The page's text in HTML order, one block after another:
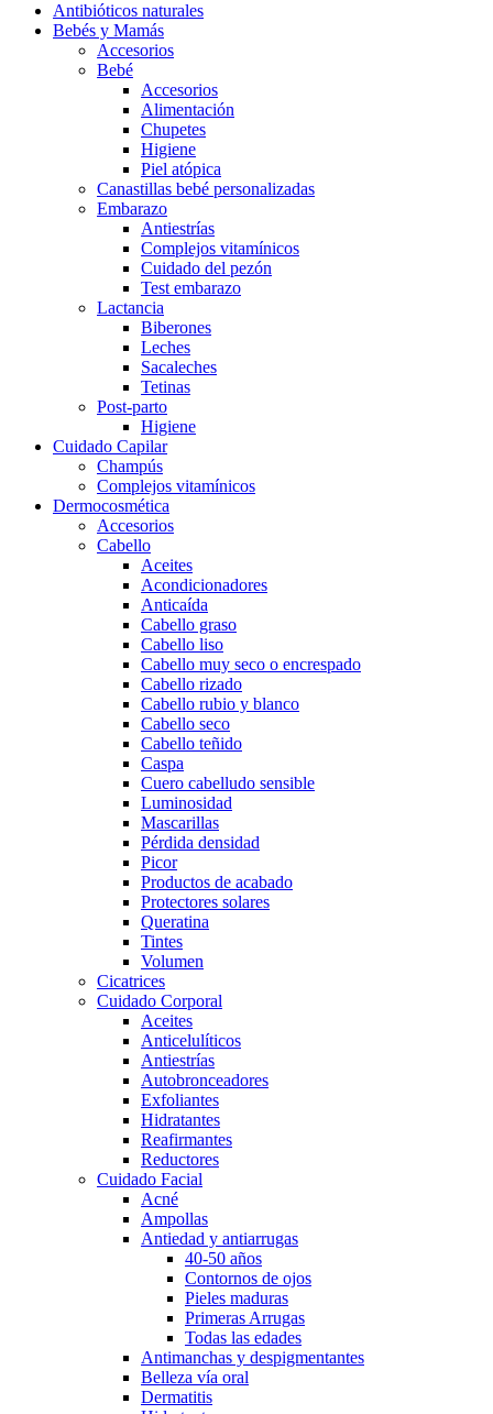
Antibióticos naturales
Bebés y Mamás
Accesorios
Bebé
Accesorios
Alimentación
Chupetes
Higiene
Piel atópica
Canastillas bebé personalizadas
Embarazo
Antiestrías
Complejos vitamínicos
Cuidado del pezón
Test embarazo
Lactancia
Biberones
Leches
Sacaleches
Tetinas
Post-parto
Higiene
Cuidado Capilar
Champús
Complejos vitamínicos
Dermocosmética
Accesorios
Cabello
Aceites
Acondicionadores
Anticaída
Cabello graso
Cabello liso
Cabello muy seco o encrespado
Cabello rizado
Cabello rubio y blanco
Cabello seco
Cabello teñido
Caspa
Cuero cabelludo sensible
Luminosidad
Mascarillas
Pérdida densidad
Picor
Productos de acabado
Protectores solares
Queratina
Tintes
Volumen
Cicatrices
Cuidado Corporal
Aceites
Anticelulíticos
Antiestrías
Autobronceadores
Exfoliantes
Hidratantes
Reafirmantes
Reductores
Cuidado Facial
Acné
Ampollas
Antiedad y antiarrugas
40-50 años
Contornos de ojos
Pieles maduras
Primeras Arrugas
Todas las edades
Antimanchas y despigmentantes
Belleza vía oral
Dermatitis